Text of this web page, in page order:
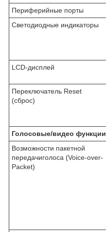
Периферийные порты
Светодиодные индикаторы
LCD-дисплей
Переключатель Reset
(сброс)
Голосовые/видео функции
Возможности пакетной
передачиголоса (Voice-over-
Packet)